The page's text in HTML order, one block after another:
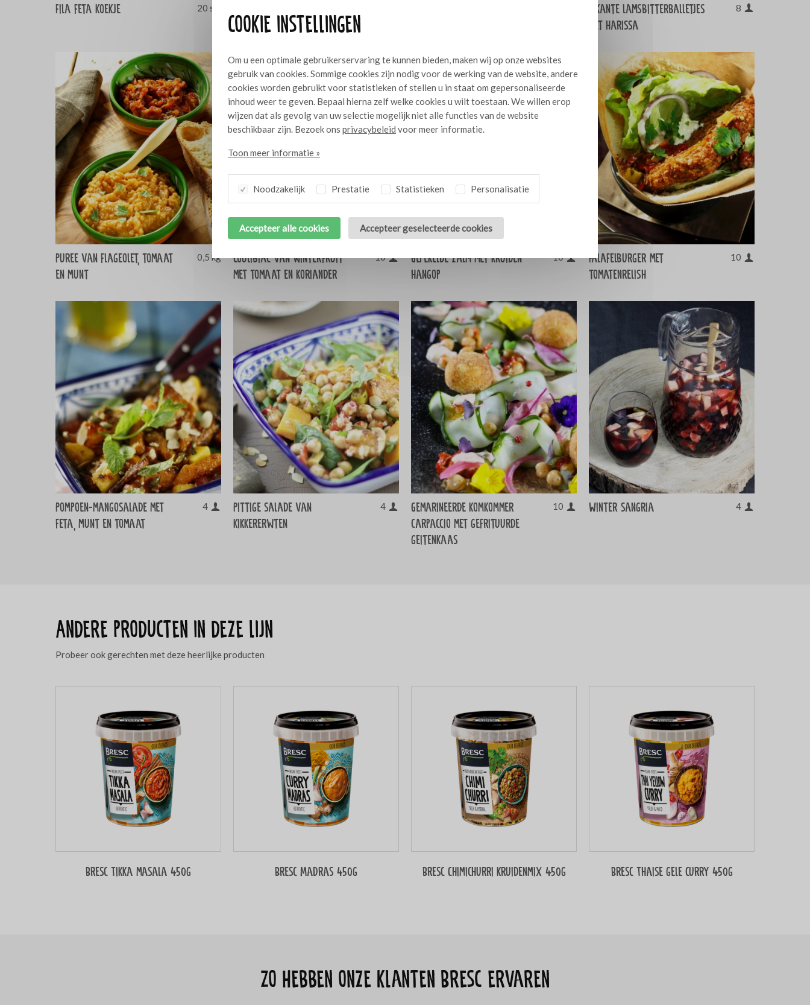
Cookie instellingen
Om u een optimale gebruikerservaring te kunnen bieden, maken wij op onze websites
gebruik van cookies. Sommige cookies zijn nodig voor de werking van de website, andere
cookies worden gebruikt voor statistieken of stellen u in staat om gepersonaliseerde
inhoud weer te geven. Bepaal hierna zelf welke cookies u wilt toestaan. We willen erop
wijzen dat als gevolg van uw selectie mogelijk niet alle functies van de website
beschikbaar zijn. Bezoek ons privacybeleid voor meer informatie.
Toon meer informatie »
Noodzakelijk Prestatie Statistieken Personalisatie
Accepteer alle cookies Accepteer geselecteerde cookies
Fila feta koekje 20 stuks
Harissa-mayonaise
Pikante lamsbitterballetjes
met harissa
8
Puree van flageolet, tomaat
en munt
0,5 kg
Coulibiac van winterfruit
met tomaat en koriander
10
Gepekelde zalm met kruiden
hangop
10
Falafelburger met
tomatenrelish
10
Pompoen-mangosalade met
feta, munt en tomaat
4
Pittige salade van
kikkererwten
4
Gemarineerde komkommer
carpaccio met gefrituurde
geitenkaas
10 Winter sangria 4
Andere producten in deze lijn
Probeer ook gerechten met deze heerlijke producten
Bresc Tikka masala 450g Bresc Madras 450g Bresc Chimichurri kruidenmix 450g Bresc Thaise gele curry 450g
Zo hebben onze klanten Bresc ervaren